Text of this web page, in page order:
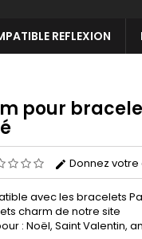
REFLEXION
pour
Donnez votre
avec les bracelets
charm de notre site
: Noël, Saint Valentin,